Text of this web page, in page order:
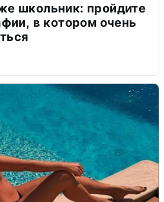
школьник: пройдите
в котором очень